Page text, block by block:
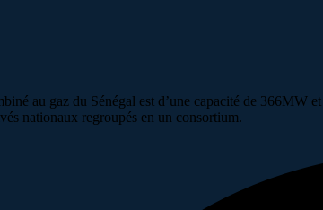
au gaz du Sénégal est d’une capacité de 366MW
nationaux regroupés en un consortium.